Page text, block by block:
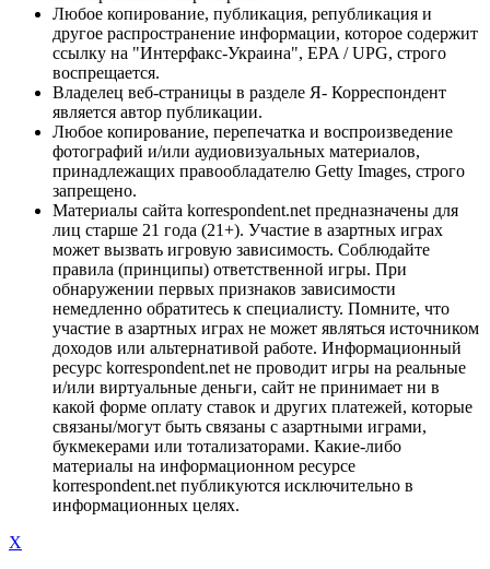
Любое копирование, публикация, републикация и
другое распространение информации, которое содержит
ссылку на "Интерфакс-Украина", EPA / UPG, строго
воспрещается.
Владелец веб-страницы в разделе Я- Корреспондент
является автор публикации.
Любое копирование, перепечатка и воспроизведение
фотографий и/или аудиовизуальных материалов,
принадлежащих правообладателю Getty Images, строго
запрещено.
Материалы сайта korrespondent.net предназначены для
лиц старше 21 года (21+). Участие в азартных играх
может вызвать игровую зависимость. Соблюдайте
правила (принципы) ответственной игры. При
обнаружении первых признаков зависимости
немедленно обратитесь к специалисту. Помните, что
участие в азартных играх не может являться источником
доходов или альтернативой работе. Информационный
ресурс korrespondent.net не проводит игры на реальные
и/или виртуальные деньги, сайт не принимает ни в
какой форме оплату ставок и других платежей, которые
связаны/могут быть связаны с азартными играми,
букмекерами или тотализаторами. Какие-либо
материалы на информационном ресурсе
korrespondent.net публикуются исключительно в
информационных целях.
X